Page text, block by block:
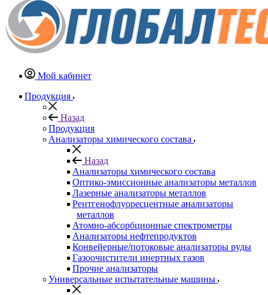
Мой кабинет
Продукция
Назад
Продукция
Анализаторы химического состава
Назад
Анализаторы химического состава
Оптико-эмиссионные анализаторы металлов
Лазерные анализаторы металлов
Рентгенофлуоресцентные анализаторы
металлов
Атомно-абсорбционные спектрометры
Анализаторы нефтепродуктов
Конвейерные/потоковые анализаторы руды
Газоочистители инертных газов
Прочие анализаторы
Универсальные испытательные машины